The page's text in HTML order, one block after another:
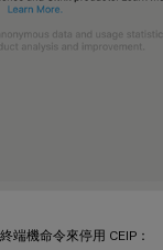
端機命令來停用 CEIP：